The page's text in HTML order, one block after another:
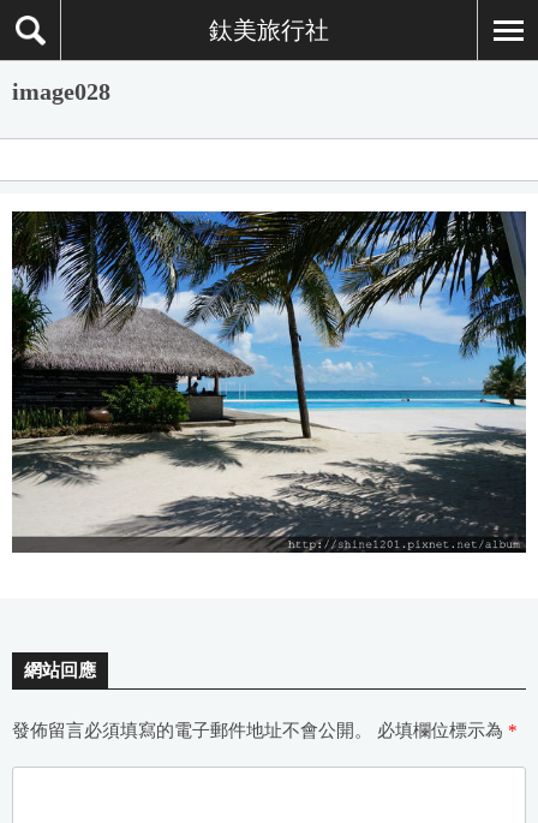
鈦美旅行社
image028
網站回應
發佈留言必須填寫的電子郵件地址不會公開。 必填欄位標示為 *